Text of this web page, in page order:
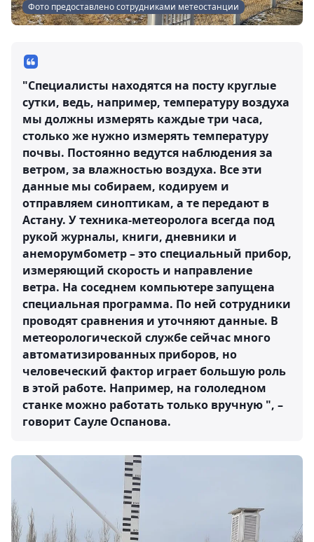
Фото предоставлено сотрудниками метеостанции
"Специалисты находятся на посту круглые
сутки, ведь, например, температуру воздуха
мы должны измерять каждые три часа,
столько же нужно измерять температуру
почвы. Постоянно ведутся наблюдения за
ветром, за влажностью воздуха. Все эти
данные мы собираем, кодируем и
отправляем синоптикам, а те передают в
Астану. У техника-метеоролога всегда под
рукой журналы, книги, дневники и
анеморумбометр – это специальный прибор,
измеряющий скорость и направление
ветра. На соседнем компьютере запущена
специальная программа. По ней сотрудники
проводят сравнения и уточняют данные. В
метеорологической службе сейчас много
автоматизированных приборов, но
человеческий фактор играет большую роль
в этой работе. Например, на гололедном
станке можно работать только вручную ", –
говорит Сауле Оспанова.